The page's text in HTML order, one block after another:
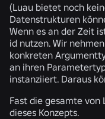
(Luau bietet noch
Datenstrukturen
Wenn es an der Zeit
id nutzen. Wir
konkreten
an ihren
instanziiert. Daraus
Fast die gesamte
dieses Konzepts.